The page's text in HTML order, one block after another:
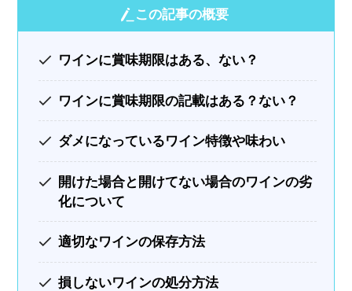
この記事の概要
ワインに賞味期限はある、ない？
ワインに賞味期限の記載はある？ない？
ダメになっているワイン特徴や味わい
開けた場合と開けてない場合のワインの劣
化について
適切なワインの保存方法
損しないワインの処分方法